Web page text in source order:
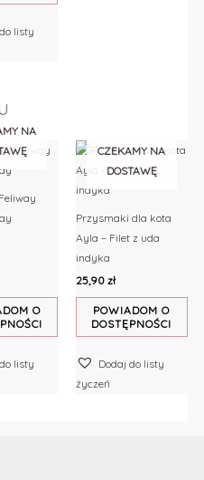
listy
NA
O
listy
CZEKAMY NA
DOSTAWĘ
Przysmaki dla kota
Ayla – Filet z uda
indyka
25,90 zł
POWIADOM O
DOSTĘPNOŚCI
Dodaj do listy
życzeń